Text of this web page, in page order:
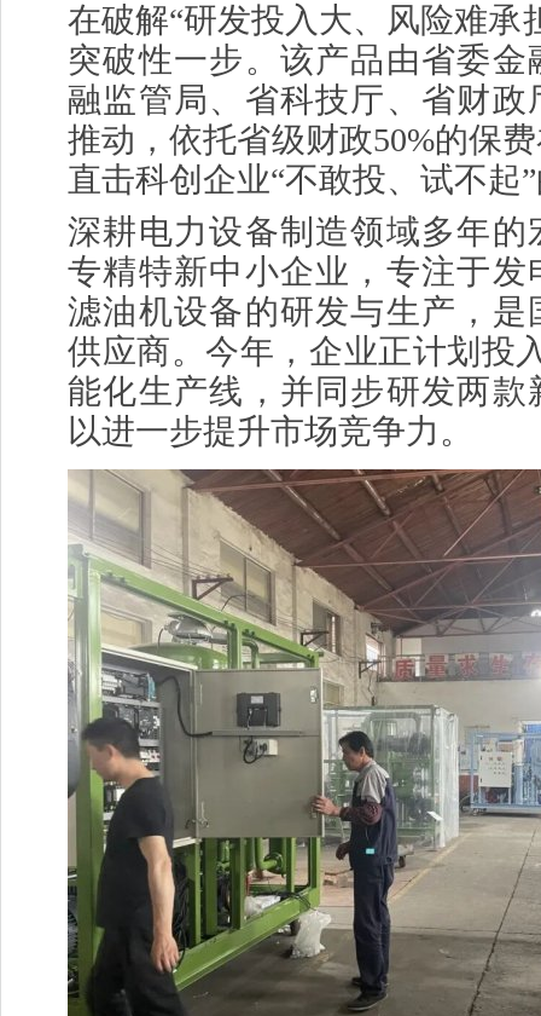
在破解“研发投入大、风险难承
突破性一步。该产品由省委金
融监管局、省科技厅、省财政
推动，依托省级财政50%的保
直击科创企业“不敢投、试不起
深耕电力设备制造领域多年的
专精特新中小企业，专注于发
滤油机设备的研发与生产，是
供应商。今年，企业正计划投
能化生产线，并同步研发两款
以进一步提升市场竞争力。